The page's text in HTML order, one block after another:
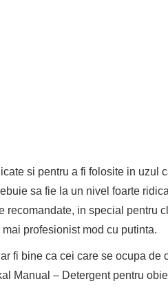
si pentru a fi folosite in uzul
sa fie la un nivel foarte
recomandate, in special pentru
profesionist mod cu putinta.
ar fi bine ca cei care se ocupa de
Manual – Detergent pentru